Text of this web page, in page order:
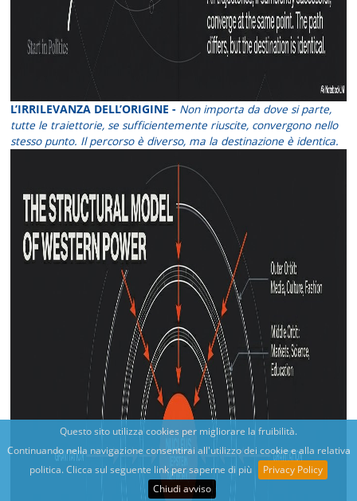
Questo sito utilizza cookies per migliorare la fruibilità.
Continuando nella navigazione consentirai all'utilizzo dei cookie e alla relativa
politica. Clicca sul seguente link per saperne di più
Privacy Policy
Chiudi avviso
L’IRRILEVANZA DELL’ORIGINE - Non importa da dove si parte,
tutte le traiettorie, se sufficientemente riuscite, convergono nello
stesso punto. Il percorso è diverso, ma la destinazione è identica.